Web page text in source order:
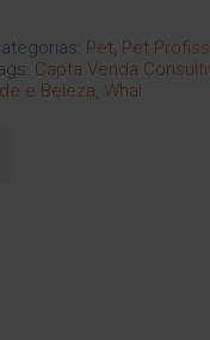
Pet Pet
Capta Venda
e Beleza Whal